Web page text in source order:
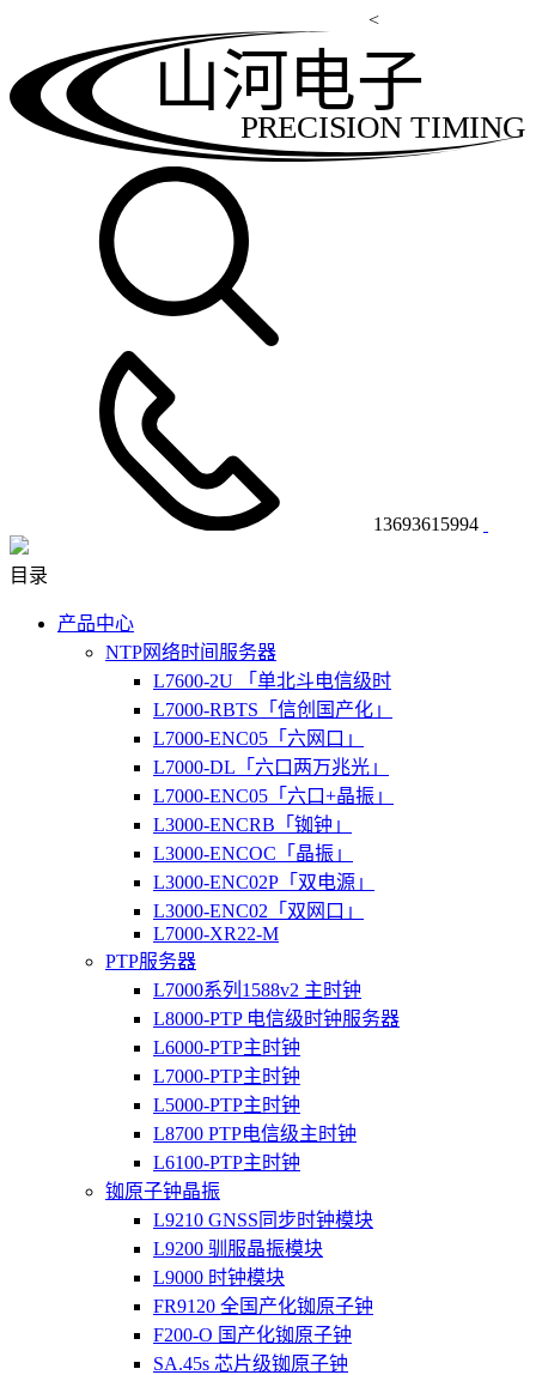
<
PRECISION TIMING
山河电子
13693615994
目录
产品中心
NTP网络时间服务器
L7600-2U 「单北斗电信级时
L7000-RBTS「信创国产化」
L7000-ENC05「六网口」
L7000-DL「六口两万兆光」
L7000-ENC05「六口+晶振」
L3000-ENCRB「铷钟」
L3000-ENCOC「晶振」
L3000-ENC02P「双电源」
L3000-ENC02「双网口」
L7000-XR22-M
PTP服务器
L7000系列1588v2 主时钟
L8000-PTP 电信级时钟服务器
L6000-PTP主时钟
L7000-PTP主时钟
L5000-PTP主时钟
L8700 PTP电信级主时钟
L6100-PTP主时钟
铷原子钟晶振
L9210 GNSS同步时钟模块
L9200 驯服晶振模块
L9000 时钟模块
FR9120 全国产化铷原子钟
F200-O 国产化铷原子钟
SA.45s 芯片级铷原子钟